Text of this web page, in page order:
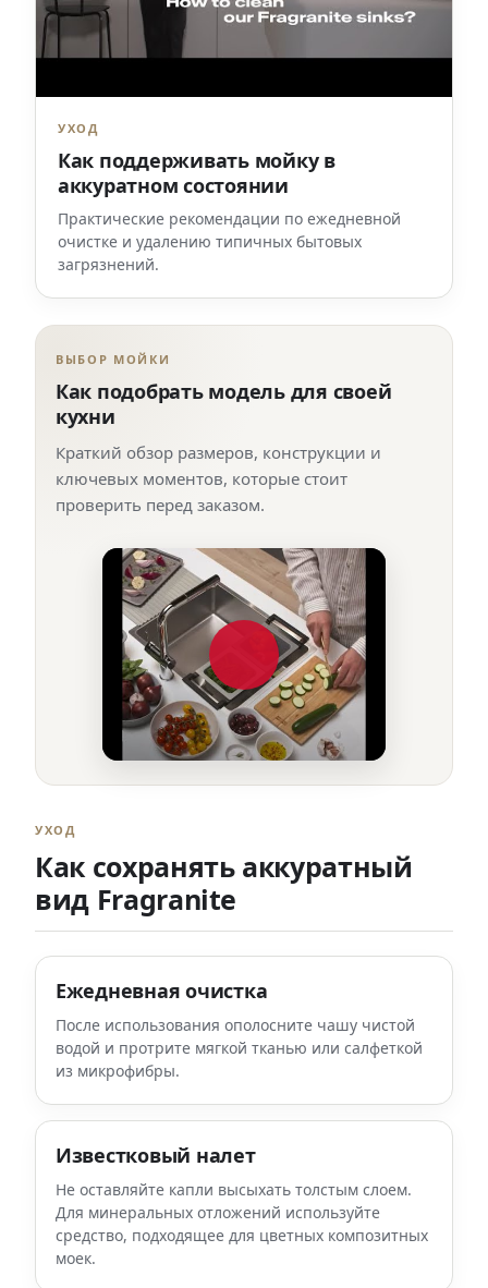
УХОД
Как поддерживать мойку в
аккуратном состоянии
Практические рекомендации по ежедневной
очистке и удалению типичных бытовых
загрязнений.
ВЫБОР МОЙКИ
Как подобрать модель для своей
кухни
Краткий обзор размеров, конструкции и
ключевых моментов, которые стоит
проверить перед заказом.
УХОД
Как сохранять аккуратный
вид Fragranite
Ежедневная очистка
После использования ополосните чашу чистой
водой и протрите мягкой тканью или салфеткой
из микрофибры.
Известковый налет
Не оставляйте капли высыхать толстым слоем.
Для минеральных отложений используйте
средство, подходящее для цветных композитных
моек.